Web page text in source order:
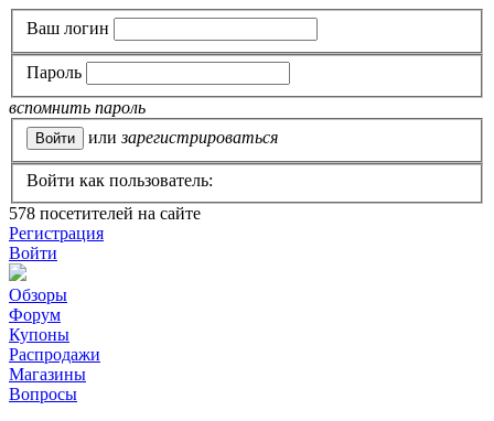
Ваш логин
Пароль
вспомнить пароль
или зарегистрироваться
Войти как пользователь:
578 посетителей на сайте
Регистрация
Войти
Обзоры
Форум
Купоны
Распродажи
Магазины
Вопросы